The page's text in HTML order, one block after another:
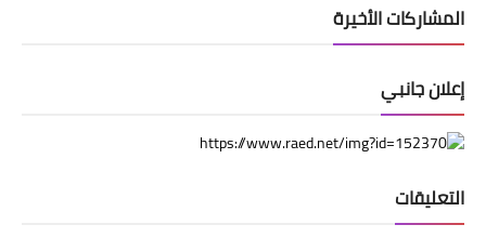
المشاركات الأخيرة
إعلان جانبي
التعليقات